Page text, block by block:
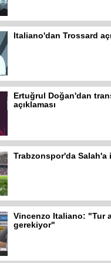
Italiano'dan Trossard
Ertuğrul Doğan'dan
açıklaması
Trabzonspor'da Salah'a
Vincenzo Italiano: "Tur
gerekiyor"